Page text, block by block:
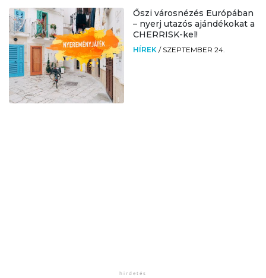
Őszi városnézés Európában
– nyerj utazós ajándékokat a
CHERRISK-kel!
HÍREK / SZEPTEMBER 24.